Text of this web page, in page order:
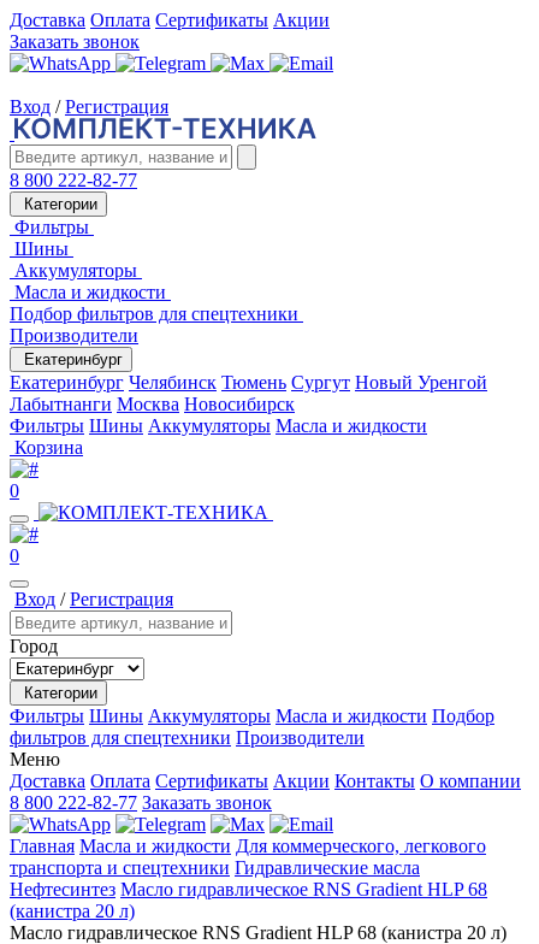
Доставка Оплата Сертификаты Акции
Заказать звонок
Вход / Регистрация
8 800 222-82-77
Категории
Фильтры
Шины
Аккумуляторы
Масла и жидкости
Подбор фильтров для спецтехники
Производители
Екатеринбург
Екатеринбург Челябинск Тюмень Сургут Новый Уренгой
Лабытнанги Москва Новосибирск
Фильтры Шины Аккумуляторы Масла и жидкости
Корзина
0
0
Вход /Регистрация
Город
Категории
Фильтры Шины Аккумуляторы Масла и жидкости Подбор
фильтров для спецтехники Производители
Меню
Доставка Оплата Сертификаты Акции Контакты О компании
8 800 222-82-77 Заказать звонок
Главная Масла и жидкости Для коммерческого, легкового
транспорта и спецтехники Гидравлические масла
Нефтесинтез Масло гидравлическое RNS Gradient HLP 68
(канистра 20 л)
Масло гидравлическое RNS Gradient HLP 68 (канистра 20 л)